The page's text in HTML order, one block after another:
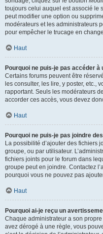
toujours celui auquel est associé le
peut modifier une option ou
modérateurs et les administrateurs
pour empêcher le trucage en
Haut
Pourquoi ne puis-je pas accéder à
Certains forums peuvent être
les consulter, les lire, y poster, etc.,
rapportant. Seuls les modérateurs
accorder ces accès, vous devez
Haut
Pourquoi ne puis-je pas joindre
La possibilité d’ajouter des fichiers
groupe, ou par utilisateur.
fichiers joints pour le forum dans
groupe peut en joindre. Contactez
pourquoi vous ne pouvez pas
Haut
Pourquoi ai-je reçu un
Chaque administrateur a son
avez dérogé à une règle, vous